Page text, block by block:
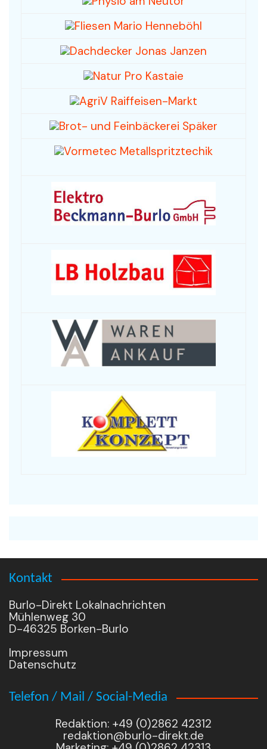
Kontakt
Burlo-Direkt Lokalnachrichten
Mühlenweg 30
D-46325 Borken-Burlo
Impressum
Datenschutz
Telefon / Mail / Social-Media
Redaktion: +49 (0)2862 42312
redaktion@burlo-direkt.de